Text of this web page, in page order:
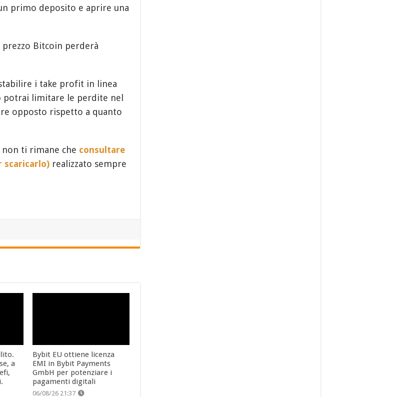
primo deposito e aprire una
Bitcoin perderà
i take profit in linea
potrai limitare le perdite nel
opposto rispetto a quanto
ti rimane che consultare
scaricarlo)realizzato sempre
a
Bybit EU ottiene licenza
EMI in Bybit Payments
GmbH per potenziare i
pagamenti digitali
06/08/26 21:37